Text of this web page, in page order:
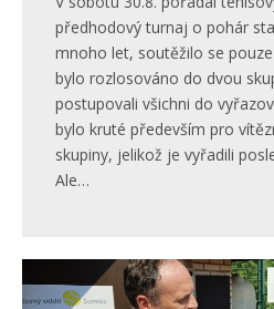
předhodový turnaj o pohár
mnoho let, soutěžilo se
bylo rozlosováno do dvou
postupovali všichni do
bylo kruté především pro
skupiny, jelikož je vyřadili
Ale…